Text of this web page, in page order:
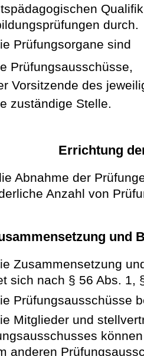
durch.
Prüfungsorgane sind
Prüfungsausschüsse,
Vorsitzende des
zuständige Stelle.
Errichtung
Abnahme der
Anzahl von
und
Zusammensetzung
sich nach § 56 Abs. 1,
Prüfungsausschüsse
Mitglieder und
anderen